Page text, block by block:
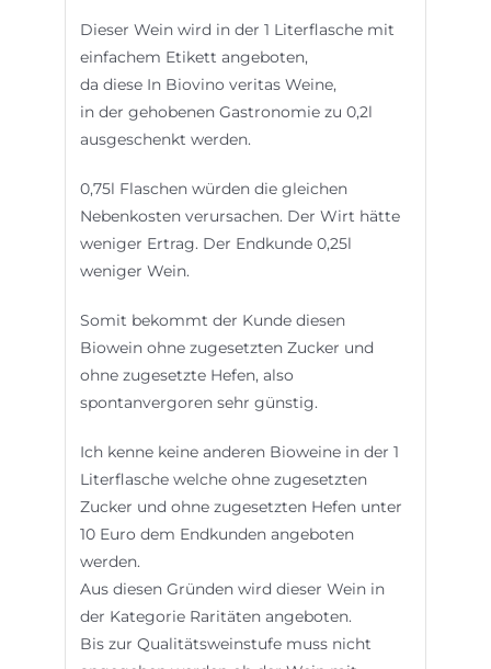
Dieser Wein wird in der 1 Literflasche mit
einfachem Etikett angeboten,
da diese In Biovino veritas Weine,
in der gehobenen Gastronomie zu 0,2l
ausgeschenkt werden.
0,75l Flaschen würden die gleichen
Nebenkosten verursachen. Der Wirt hätte
weniger Ertrag. Der Endkunde 0,25l
weniger Wein.
Somit bekommt der Kunde diesen
Biowein ohne zugesetzten Zucker und
ohne zugesetzte Hefen, also
spontanvergoren sehr günstig.
Ich kenne keine anderen Bioweine in der 1
Literflasche welche ohne zugesetzten
Zucker und ohne zugesetzten Hefen unter
10 Euro dem Endkunden angeboten
werden.
Aus diesen Gründen wird dieser Wein in
der Kategorie Raritäten angeboten.
Bis zur Qualitätsweinstufe muss nicht